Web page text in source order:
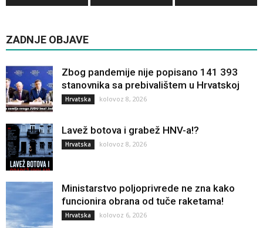
ZADNJE OBJAVE
Zbog pandemije nije popisano 141 393
stanovnika sa prebivalištem u Hrvatskoj
Hrvatska kolovoz 8, 2026
Lavež botova i grabež HNV-a!?
Hrvatska kolovoz 8, 2026
Ministarstvo poljoprivrede ne zna kako
funcionira obrana od tuče raketama!
Hrvatska kolovoz 6, 2026